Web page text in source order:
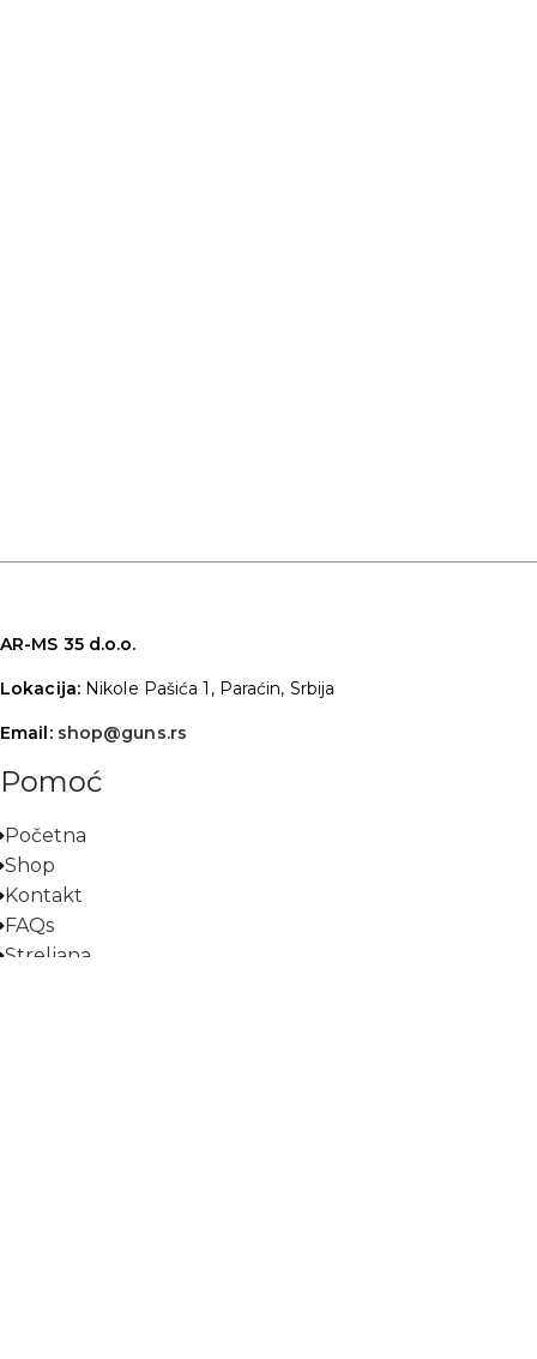
AR-MS 35 d.o.o.
Lokacija:Nikole Pašića 1, Paraćin, Srbija
Email: shop@guns.rs
Pomoć
Početna
Shop
Kontakt
FAQs
Streljana